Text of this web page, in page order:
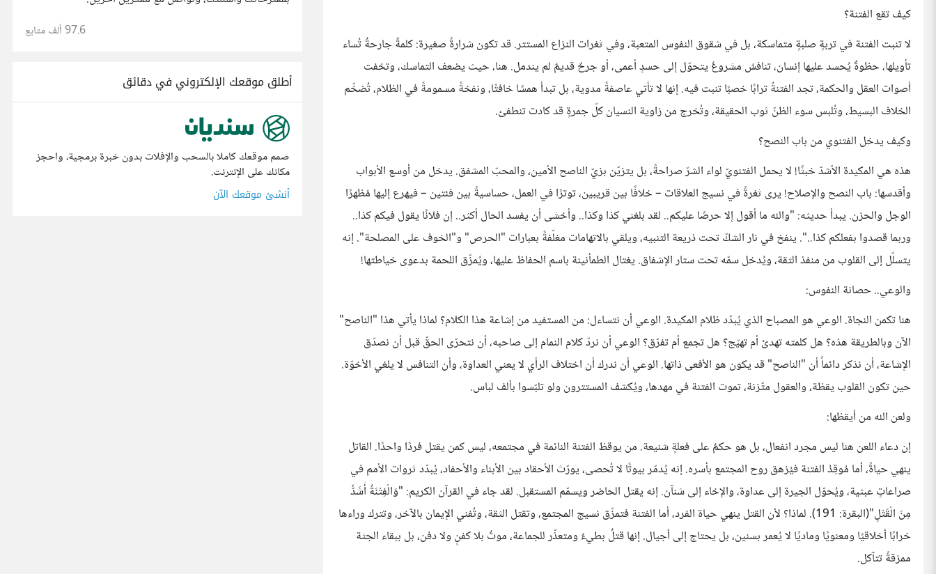
كيف تقع الفتنة؟
لا تنبت الفتنة في تربةٍ صلبةٍ متماسكة، بل في شقوق النفوس المتعبة، وفي ثغرات النزاع المستتر. قد تكون شرارةً صغيرة: كلمةٌ جارحةٌ تُساء
تأويلها، حظوةٌ يُحسد عليها إنسان، تنافسٌ مشروعٌ يتحوّل إلى حسدٍ أعمى، أو جرحٌ قديمٌ لم يندمل. هنا، حيث يضعف التماسك، وتخفت
أصوات العقل والحكمة، تجد الفتنةُ ترابًا خصبًا تنبت فيه. إنها لا تأتي عاصفةً مدوية، بل تبدأ همسًا خافتًا، ونفخةً مسمومةً في الظلام، تُضخّم
الخلاف البسيط، وتُلبس سوء الظنّ ثوب الحقيقة، وتُخرج من زاوية النسيان كلّ جمرةٍ قد كادت تنطفئ.
وكيف يدخل الفتنوي من باب النصح؟
هذه هي المكيدة الأشدّ خبثًا! لا يحمل الفتنويّ لواء الشرّ صراحةً، بل يتزيّن بزيّ الناصح الأمين، والمحبّ المشفق. يدخل من أوسع الأبواب
وأقدسها: باب النصح والإصلاح! يرى ثغرةً في نسيج العلاقات – خلافًا بين قريبين، توترًا في العمل، حساسيةً بين فئتين – فيهرع إليها مُظهرًا
الوجل والحزن. يبدأ حديثه: "والله ما أقول إلا حرصًا عليكم.. لقد بلغني كذا وكذا.. وأخشى أن يفسد الحال أكثر.. إن فلانًا يقول فيكم كذا..
وربما قصدوا بفعلكم كذا..". ينفخ في نار الشكّ تحت ذريعة التنبيه، ويلقي بالاتهامات مغلّفةً بعبارات "الحرص" و"الخوف على المصلحة". إنه
يتسلّل إلى القلوب من منفذ الثقة، ويُدخل سمّه تحت ستار الإشفاق. يغتال الطمأنينة باسم الحفاظ عليها، ويُمزّق اللحمة بدعوى خياطتها!
والوعي.. حصانة النفوس:
هنا تكمن النجاة. الوعي هو المصباح الذي يُبدّد ظلام المكيدة. الوعي أن نتساءل: من المستفيد من إشاعة هذا الكلام؟ لماذا يأتي هذا "الناصح"
الآن وبالطريقة هذه؟ هل كلمته تهدئ أم تهيّج؟ هل تجمع أم تفرّق؟ الوعي أن نردّ كلام النمام إلى صاحبه، أن نتحرّى الحقّ قبل أن نصدّق
الإشاعة، أن نذكر دائماً أن "الناصح" قد يكون هو الأفعى ذاتها. الوعي أن ندرك أن اختلاف الرأي لا يعني العداوة، وأن التنافس لا يلغي الأخوّة.
حين تكون القلوب يقظة، والعقول متّزنة، تموت الفتنة في مهدها، ويُكشف المستترون ولو تلبّسوا بألف لباس.
ولعن الله من أيقظها:
إن دعاء اللعن هنا ليس مجرد انفعال، بل هو حكمٌ على فعلةٍ شنيعة. من يوقظ الفتنة النائمة في مجتمعه، ليس كمن يقتل فردًا واحدًا. القاتل
ينهي حياةً، أما مُوقِدُ الفتنة فيُزهق روح المجتمع بأسره. إنه يُدمّر بيوتًا لا تُحصى، يورّث الأحقاد بين الأبناء والأحفاد، يُبدّد ثروات الأمم في
صراعاتٍ عبثية، ويُحوّل الجيرة إلى عداوة، والإخاء إلى شنآن. إنه يقتل الحاضر ويسمّم المستقبل. لقد جاء في القرآن الكريم: "وَالْفِتْنَةُ أَشَدُّ
مِنَ الْقَتْلِ"(البقرة: 191). لماذا؟ لأن القتل ينهي حياة الفرد، أما الفتنة فتمزّق نسيج المجتمع، وتقتل الثقة، وتُفني الإيمان بالآخر، وتترك وراءها
خرابًا أخلاقيًا ومعنويًا وماديًا لا يُعمر بسنين، بل يحتاج إلى أجيال. إنها قتلٌ بطيءٌ ومتعذّر للجماعة، موتٌ بلا كفنٍ ولا دفن، بل ببقاء الجثة
ممزقةً تتآكل.
97.6 ألف متابع
أطلق موقعك الإلكتروني في دقائق
صمم موقعك كاملا بالسحب والإفلات بدون خبرة برمجية، واحجز
مكانك على الإنترنت.
أنشئ موقعك الآن